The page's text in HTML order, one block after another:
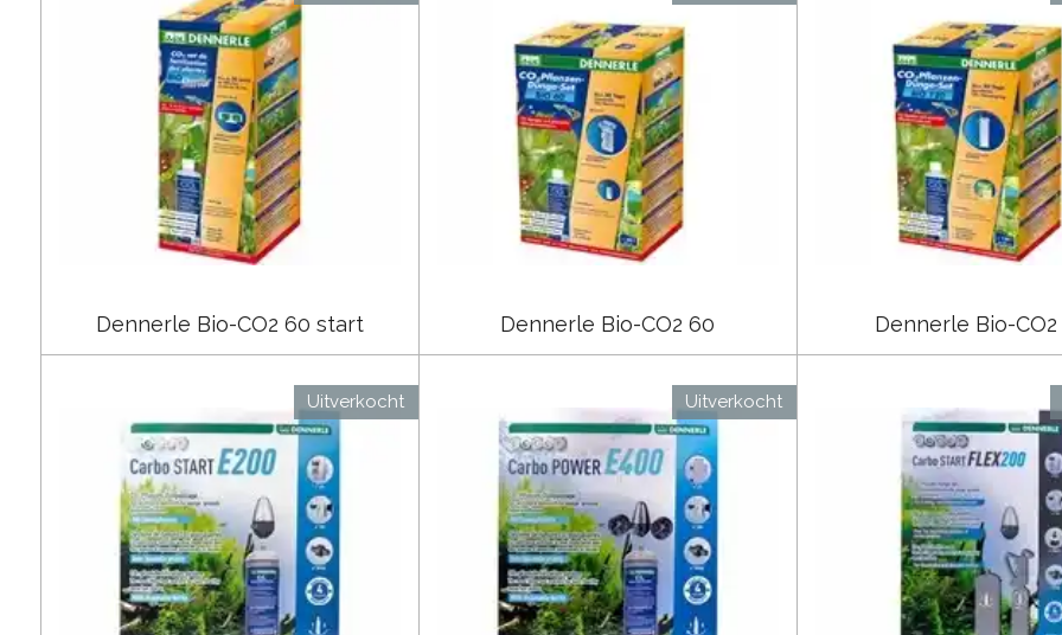
Dennerle Bio-CO2 60 start Dennerle Bio-CO2 60 Dennerle Bio-CO2
Uitverkocht Uitverkocht